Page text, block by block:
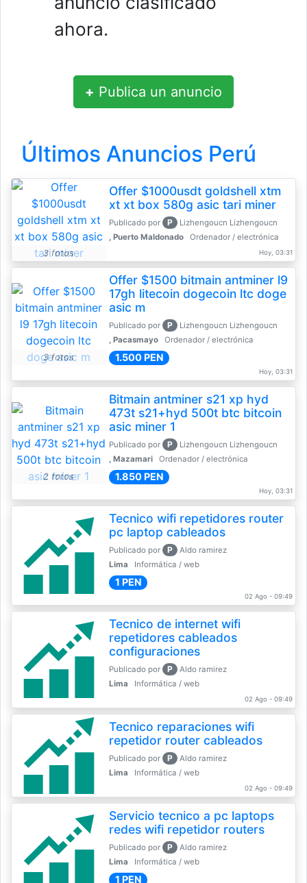
ahora.
+ Publica un anuncio
Últimos Anuncios Perú
3 fotos
Offer $1000usdt goldshell xtm
xt xt box 580g asic tari miner
Publicado por P
Lizhengoucn Lizhengoucn
, Puerto Maldonado
Ordenador / electrónica
Hoy, 03:31
3 fotos
Offer $1500 bitmain antminer l9
17gh litecoin dogecoin ltc doge
asic m
Publicado por P
Lizhengoucn Lizhengoucn
, Pacasmayo
Ordenador / electrónica
1.500 PEN
Hoy, 03:31
2 fotos
Bitmain antminer s21 xp hyd
473t s21+hyd 500t btc bitcoin
asic miner 1
Publicado por P
Lizhengoucn Lizhengoucn
, Mazamari
Ordenador / electrónica
1.850 PEN
Hoy, 03:31
Tecnico wifi repetidores router
pc laptop cableados
Publicado por P
Aldo ramirez
Lima
Informática / web
1 PEN
02 Ago - 09:49
Tecnico de internet wifi
repetidores cableados
configuraciones
Publicado por P
Aldo ramirez
Lima
Informática / web
02 Ago - 09:49
Tecnico reparaciones wifi
repetidor router cableados
Publicado por P
Aldo ramirez
Lima
Informática / web
02 Ago - 09:49
Servicio tecnico a pc laptops
redes wifi repetidor routers
Publicado por P
Aldo ramirez
Lima
Informática / web
1 PEN